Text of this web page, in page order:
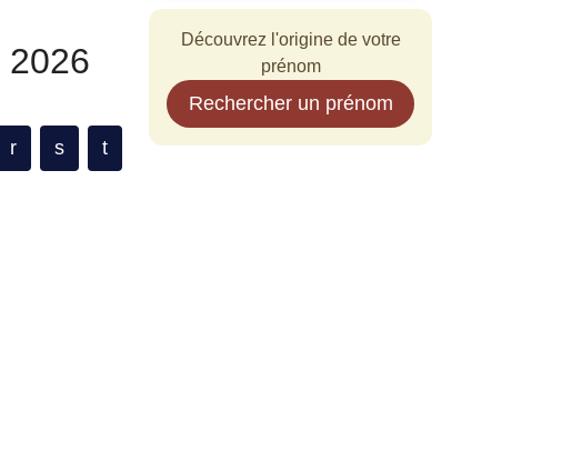
2026
r s t
Découvrez l'origine de votre
prénom
Rechercher un prénom